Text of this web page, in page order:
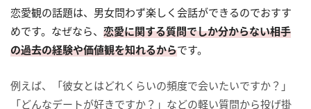
恋愛観の話題は、男女問わず楽しく会話ができるのでおすす
めです。なぜなら、 恋愛に関する質問でしか分からない相手
の過去の経験や価値観を知れるからです。
例えば、「彼女とはどれくらいの頻度で会いたいですか？」
「どんなデートが好きですか？」などの軽い質問から投げ掛